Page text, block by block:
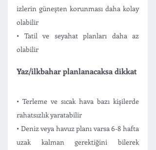
izlerin güneşten korunması daha kolay
olabilir
• Tatil ve seyahat planları daha az
olabilir
Yaz/ilkbahar planlanacaksa dikkat
• Terleme ve sıcak hava bazı kişilerde
rahatsızlık yaratabilir
• Deniz veya havuz planı varsa 6-8 hafta
uzak kalman gerektiğini bilerek